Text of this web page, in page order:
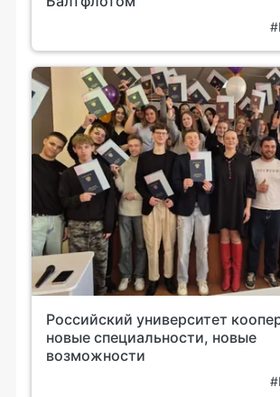
Российский университет
новые специальности, новые
возможности